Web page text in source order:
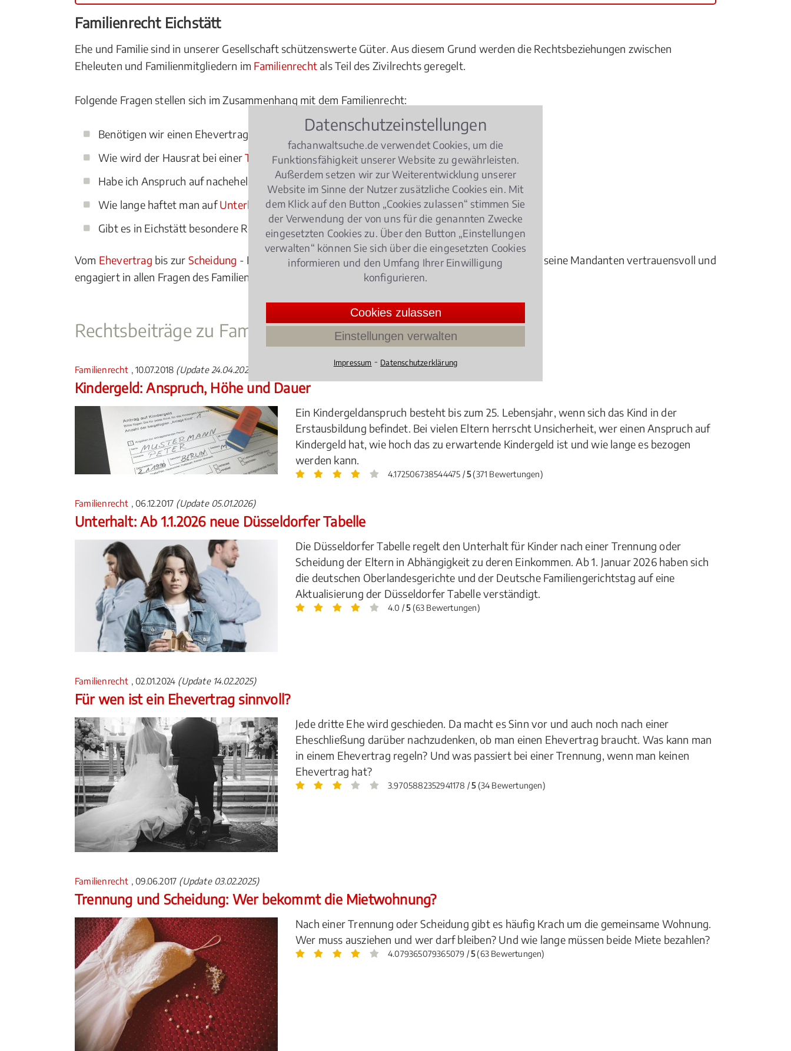
Familienrecht Eichstätt
Ehe und Familie sind in unserer Gesellschaft schützenswerte Güter. Aus diesem Grund werden die Rechtsbeziehungen zwischen
Eheleuten und Familienmitgliedern im Familienrechtals Teil des Zivilrechts geregelt.
Folgende Fragen stellen sich im Zusammenhang mit dem Familienrecht:
Benötigen wir einen Ehevertrag?
Wie wird der Hausrat bei einerTrennungaufgeteilt?
Habe ich Anspruch auf nachehelichen Unterhalt?
Wie lange haftet man aufUnterhalt für seinen Ex-Ehepartner?
Gibt es in Eichstätt besondere Regelungen im Hinblick auf das Familienrecht zu beachten?
Vom Ehevertrag bis zur Scheidung - Ein Fachanwalt für Familienrecht in Eichstätt berät und vertritt seine Mandanten vertrauensvoll und
engagiert in allen Fragen des Familienrechts.
Rechtsbeiträge zu Familienrecht
Familienrecht , 10.07.2018 (Update 24.04.2026)
Kindergeld: Anspruch, Höhe und Dauer
Ein Kindergeldanspruch besteht bis zum 25. Lebensjahr, wenn sich das Kind in der
Erstausbildung befindet. Bei vielen Eltern herrscht Unsicherheit, wer einen Anspruch auf
Kindergeld hat, wie hoch das zu erwartende Kindergeld ist und wie lange es bezogen
werden kann.
4.172506738544475 /5(371 Bewertungen)
Familienrecht , 06.12.2017 (Update 05.01.2026)
Unterhalt: Ab 1.1.2026 neue Düsseldorfer Tabelle
Die Düsseldorfer Tabelle regelt den Unterhalt für Kinder nach einer Trennung oder
Scheidung der Eltern in Abhängigkeit zu deren Einkommen. Ab 1. Januar 2026 haben sich
die deutschen Oberlandesgerichte und der Deutsche Familiengerichtstag auf eine
Aktualisierung der Düsseldorfer Tabelle verständigt.
4.0 /5(63 Bewertungen)
Familienrecht , 02.01.2024 (Update 14.02.2025)
Für wen ist ein Ehevertrag sinnvoll?
Jede dritte Ehe wird geschieden. Da macht es Sinn vor und auch noch nach einer
Eheschließung darüber nachzudenken, ob man einen Ehevertrag braucht. Was kann man
in einem Ehevertrag regeln? Und was passiert bei einer Trennung, wenn man keinen
Ehevertrag hat?
3.9705882352941178 /5(34 Bewertungen)
Familienrecht , 09.06.2017 (Update 03.02.2025)
Trennung und Scheidung: Wer bekommt die Mietwohnung?
Nach einer Trennung oder Scheidung gibt es häufig Krach um die gemeinsame Wohnung.
Wer muss ausziehen und wer darf bleiben? Und wie lange müssen beide Miete bezahlen?
4.079365079365079 /5(63 Bewertungen)
Datenschutzeinstellungen
fachanwaltsuche.de verwendet Cookies, um die
Funktionsfähigkeit unserer Website zu gewährleisten.
Außerdem setzen wir zur Weiterentwicklung unserer
Website im Sinne der Nutzer zusätzliche Cookies ein. Mit
dem Klick auf den Button „Cookies zulassen“ stimmen Sie
der Verwendung der von uns für die genannten Zwecke
eingesetzten Cookies zu. Über den Button „Einstellungen
verwalten“ können Sie sich über die eingesetzten Cookies
informieren und den Umfang Ihrer Einwilligung
konfigurieren.
Cookies zulassen
Einstellungen verwalten
Impressum ⁃ Datenschutzerklärung